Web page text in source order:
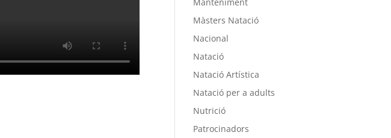
Màsters Natació
Nacional
Natació
Natació Artística
Natació per a adults
Nutrició
Patrocinadors